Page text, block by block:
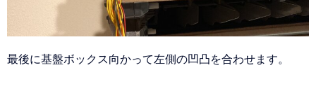
最後に基盤ボックス向かって左側の凹凸を合わせます。